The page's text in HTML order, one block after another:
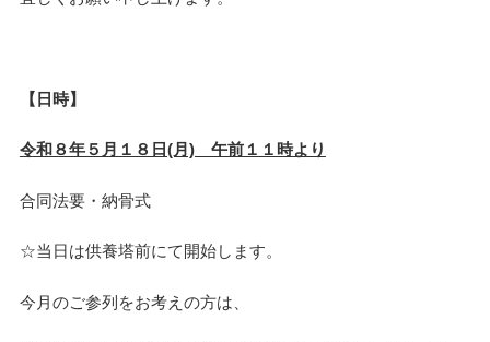
【日時】
令和８年５月１８日(月) 午前１１時より
合同法要・納骨式
☆当日は供養塔前にて開始します。
今月のご参列をお考えの方は、